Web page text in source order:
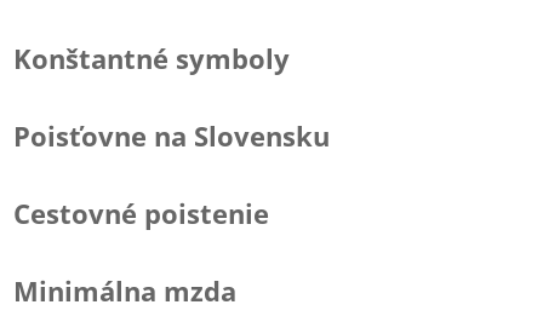
Konštantné symboly
Poisťovne na Slovensku
Cestovné poistenie
Minimálna mzda